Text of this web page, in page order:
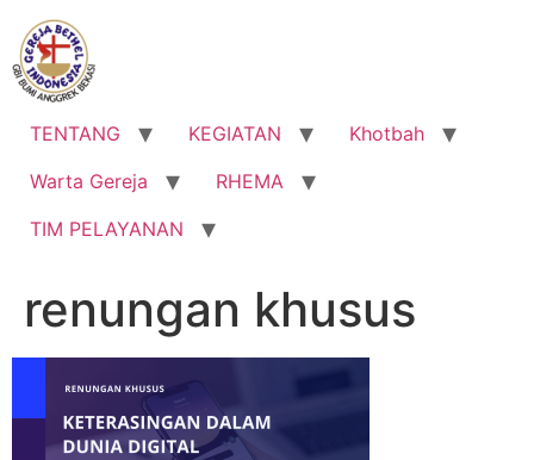
Lewati
konten
TENTANG KEGIATAN
Khotbah
Warta Gereja
RHEMA
TIM PELAYANAN
renungan khusus